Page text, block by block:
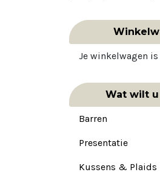
Je winkelwagen
Wat wilt u
Barren
Presentatie
Kussens & Plaids